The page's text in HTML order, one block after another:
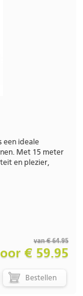
een ideale
Met 15 meter
en plezier,
van € 64.95
€ 59.95